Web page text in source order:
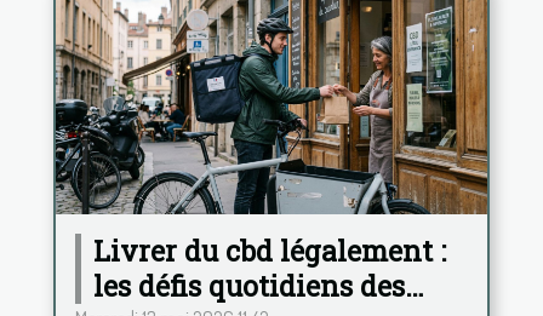
Livrer du cbd légalement :
les défis quotidiens des